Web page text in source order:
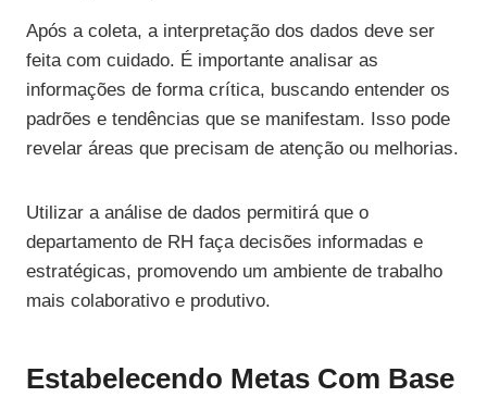
Após a coleta, a interpretação dos dados deve ser
feita com cuidado. É importante analisar as
informações de forma crítica, buscando entender os
padrões e tendências que se manifestam. Isso pode
revelar áreas que precisam de atenção ou melhorias.
Utilizar a análise de dados permitirá que o
departamento de RH faça decisões informadas e
estratégicas, promovendo um ambiente de trabalho
mais colaborativo e produtivo.
Estabelecendo Metas Com Base